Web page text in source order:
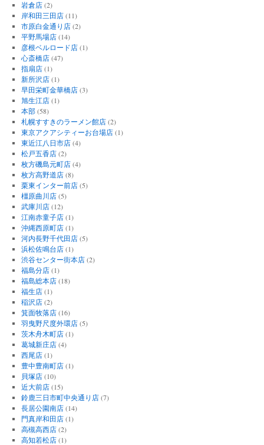
岩倉店(2)
岸和田三田店(11)
市原白金通り店(2)
平野馬場店(14)
彦根ベルロード店(1)
心斎橋店(47)
指扇店(1)
新所沢店(1)
早田栄町金華橋店(3)
旭生江店(1)
本部(58)
札幌すすきのラーメン館店(2)
東京アクアシティーお台場店(1)
東近江八日市店(4)
松戸五香店(2)
枚方磯島元町店(4)
枚方高野道店(8)
栗東インター前店(5)
橿原曲川店(5)
武庫川店(12)
江南赤童子店(1)
沖縄西原町店(1)
河内長野千代田店(5)
浜松佐鳴台店(1)
渋谷センター街本店(2)
福島分店(1)
福島総本店(18)
福生店(1)
稲沢店(2)
箕面牧落店(16)
羽曳野尺度外環店(5)
茨木舟木町店(1)
葛城新庄店(4)
西尾店(1)
豊中豊南町店(1)
貝塚店(10)
近大前店(15)
鈴鹿三日市町中央通り店(7)
長居公園南店(14)
門真岸和田店(1)
高槻高西店(2)
高知若松店(1)